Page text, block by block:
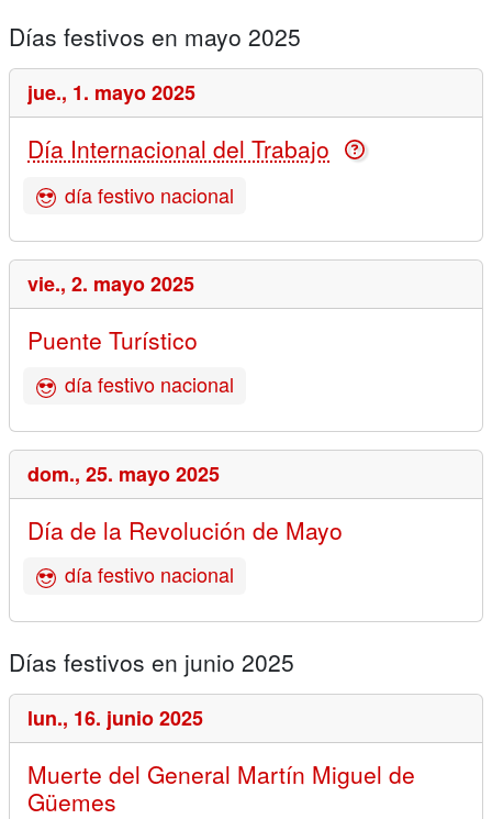
Días festivos en mayo 2025
jue., 1. mayo 2025
Día Internacional del Trabajo
día festivo nacional
vie., 2. mayo 2025
Puente Turístico
día festivo nacional
dom., 25. mayo 2025
Día de la Revolución de Mayo
día festivo nacional
Días festivos en junio 2025
lun., 16. junio 2025
Muerte del General Martín Miguel de
Güemes